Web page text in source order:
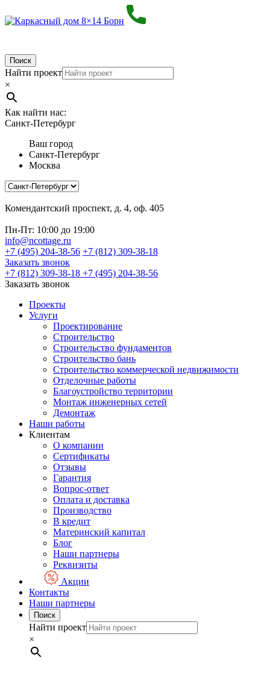
Поиск
Найти проект
×
Как найти нас:
Санкт-Петербург
Ваш город
Санкт-Петербург
Москва
Комендантский проспект, д. 4, оф. 405
Пн-Пт: 10:00 до 19:00
info@ncottage.ru
+7 (495) 204-38-56 +7 (812) 309-38-18
Заказать звонок
+7 (812) 309-38-18 +7 (495) 204-38-56
Заказать звонок
Проекты
Услуги
Проектирование
Строительство
Строительство фундаментов
Строительство бань
Строительство коммерческой недвижимости
Отделочные работы
Благоустройство территории
Монтаж инженерных сетей
Демонтаж
Наши работы
Клиентам
О компании
Сертификаты
Отзывы
Гарантия
Вопрос-ответ
Оплата и доставка
Производство
В кредит
Материнский капитал
Блог
Наши партнеры
Реквизиты
Акции
Контакты
Наши партнеры
Поиск
Найти проект
×